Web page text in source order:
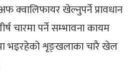
क्वालिफायर खेल्नुपर्ने प्रावधान
चारमा पर्ने सम्भावना कायम
भइरहेको शृङ्खलाका चारै खेल